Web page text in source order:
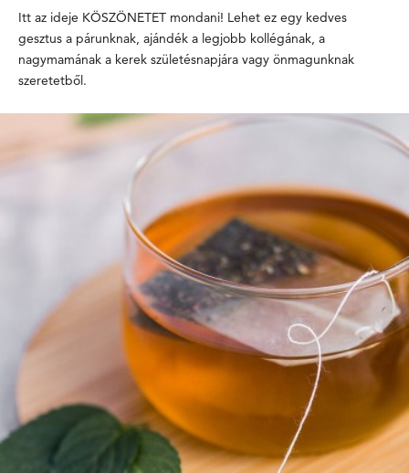
Itt az ideje KÖSZÖNETET mondani! Lehet ez egy kedves
gesztus a párunknak, ajándék a legjobb kollégának, a
nagymamának a kerek születésnapjára vagy önmagunknak
szeretetből.